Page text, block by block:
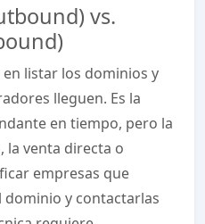
vs.
en listar los dominios y
lleguen. Es la
en tiempo, pero la
la venta directa o
empresas que
y contactarlas